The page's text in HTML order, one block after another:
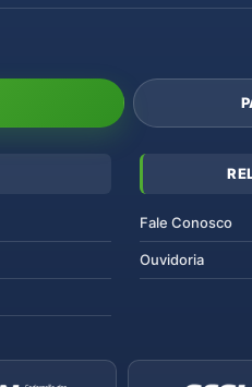
Fale Conosco
Ouvidoria